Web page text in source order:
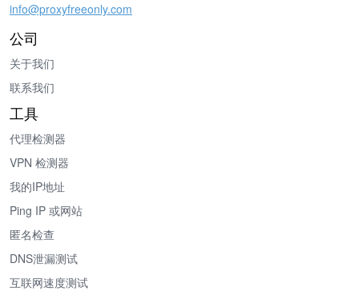
info@proxyfreeonly.com
公司
关于我们
联系我们
工具
代理检测器
VPN 检测器
我的IP地址
Ping IP 或网站
匿名检查
DNS泄漏测试
互联网速度测试